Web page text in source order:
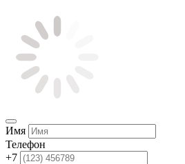
Имя
Телефон
+7